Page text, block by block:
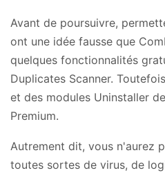
Avant de poursuivre,
ont une idée fausse que
quelques fonctionnalités
Duplicates Scanner.
et des modules Uninstaller
Premium.
Autrement dit, vous n'aurez
toutes sortes de virus, de